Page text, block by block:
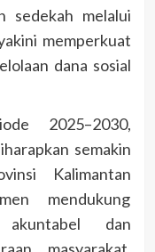
sedekah melalui
memperkuat
dana sosial
2025–2030,
semakin
Kalimantan
mendukung
dan